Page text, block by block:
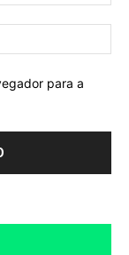
para a